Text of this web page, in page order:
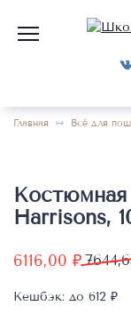
содержанию
Главная Всё для
Harrisons,
6116,00 ₽
Текущая
Кешбэк: до 612 ₽